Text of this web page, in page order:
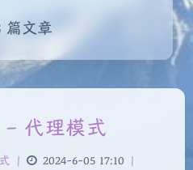
篇文章
代理模式
| 2024-6-05 17:10 |